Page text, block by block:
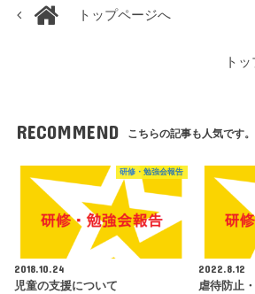
トップページへ
ト
RECOMMEND こちらの記事も人気です。
研修・勉強会報告
2018.10.24
児童の支援について
2022.8.12
虐待防止